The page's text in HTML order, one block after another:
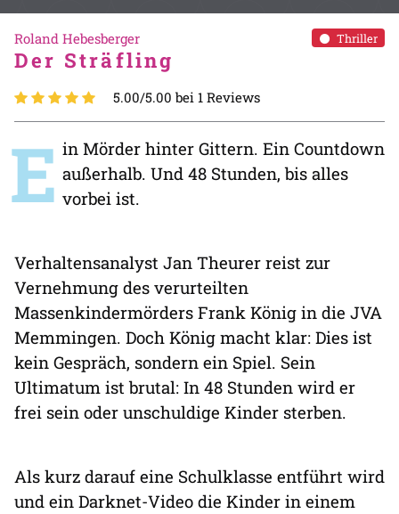
Thriller
Roland Hebesberger
Der Sträfling
5.00/5.00 bei 1 Reviews
E in Mörder hinter Gittern. Ein Countdown
außerhalb. Und 48 Stunden, bis alles
vorbei ist.
Verhaltensanalyst Jan Theurer reist zur
Vernehmung des verurteilten
Massenkindermörders Frank König in die JVA
Memmingen. Doch König macht klar: Dies ist
kein Gespräch, sondern ein Spiel. Sein
Ultimatum ist brutal: In 48 Stunden wird er
frei sein oder unschuldige Kinder sterben.
Als kurz darauf eine Schulklasse entführt wird
und ein Darknet-Video die Kinder in einem